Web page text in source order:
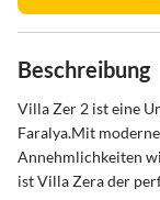
Beschreibung
Villa Zer 2 ist eine
Faralya.Mit
Annehmlichkeiten
ist Villa Zera der